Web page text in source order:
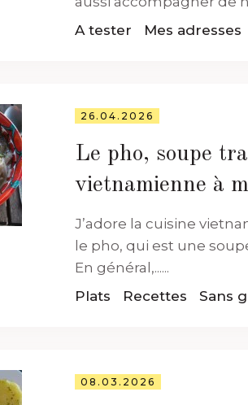
A tester
Mes adresses
26.04.2026
Le pho, soupe
vietnamienne à
J’adore la cuisine
le pho, qui est une
En général,......
Plats
Recettes Sans
08.03.2026